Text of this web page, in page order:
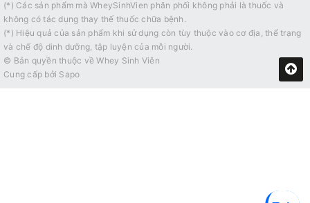
(*) Các sản phẩm mà WheySinhVien phân phối không phải là thuốc và
không có tác dụng thay thế thuốc chữa bệnh.
(*) Hiệu quả của sản phẩm khi sử dụng còn tùy thuộc vào cơ địa, thể trạng
và chế độ dinh dưỡng, tập luyện của mỗi người.
© Bản quyền thuộc vềWhey Sinh Viên
Cung cấp bởi Sapo